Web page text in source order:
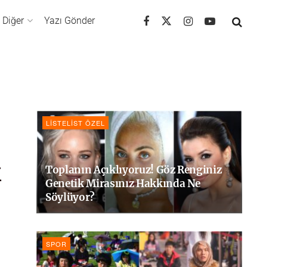
Diğer Yazı Gönder
LISTELIST ÖZEL
Toplanın Açıklıyoruz! Göz Renginiz
Genetik Mirasınız Hakkında Ne
Söylüyor?
SPOR